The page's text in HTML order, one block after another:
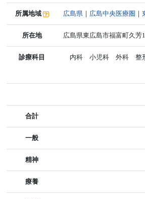
所属地域 広島県 ｜ 広島中央医療圏 ｜
所在地 広島県東広島市福富町久芳
診療科目 内科 小児科 外科 整
合計
一般
精神
療養